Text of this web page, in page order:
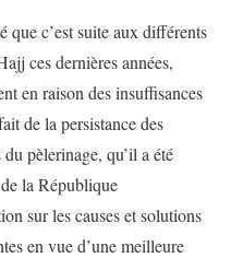
que c’est suite aux différents
ces dernières années,
en raison des insuffisances
de la persistance des
pèlerinage, qu’il a été
la République
sur les causes et solutions
en vue d’une meilleure